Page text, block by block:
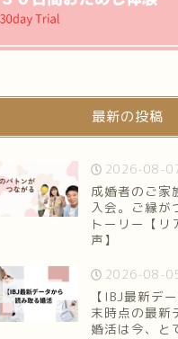
最新の投稿
2026-08-
成婚者のご家
入会。ご縁が
トーリー【リ
声】
2026-08-
【IBJ最新デ
末時点の最新
婚活は今、と